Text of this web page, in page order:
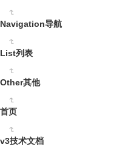
Navigation导航
List列表
Other其他
首页
v3技术文档